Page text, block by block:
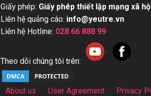
Giấy phép: Giấy phép thiết lập mạng xã
Liên hệ quảng cáo: info@yeutre.vn
Liên hệ Hotline: 028 66 888 99
Theo dõi chúng tôi trên:
About us User Agreement Privacy